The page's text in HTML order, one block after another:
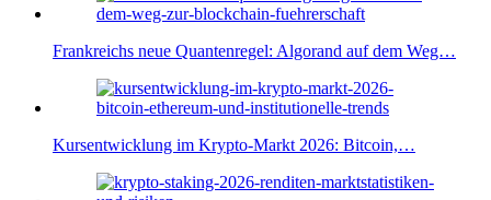
Frankreichs neue Quantenregel: Algorand auf dem Weg…
Kursentwicklung im Krypto-Markt 2026: Bitcoin,…